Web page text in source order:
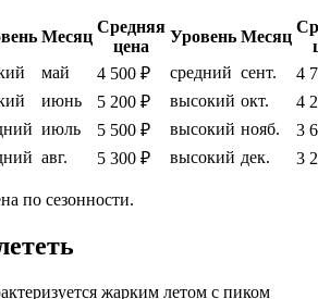
Месяц
Средняя
цена
Уровень Месяц
май 4 500 ₽ средний сент.
4
июнь 5 200 ₽ высокий окт.
4
июль 5 500 ₽ высокий нояб.
3
авг. 5 300 ₽ высокий дек. 3
по сезонности.
жарким летом с пиком